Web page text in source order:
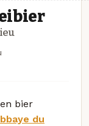
bier
du